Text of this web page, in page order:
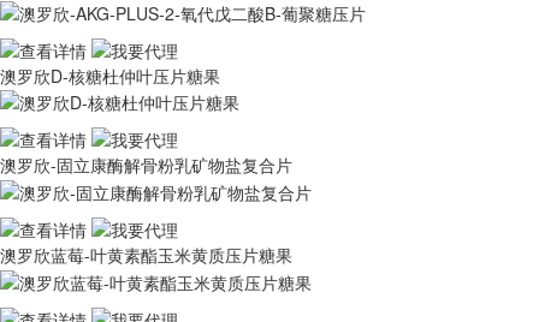
澳罗欣D-核糖杜仲叶压片糖果
澳罗欣-固立康酶解骨粉乳矿物盐复合片
澳罗欣蓝莓-叶黄素酯玉米黄质压片糖果